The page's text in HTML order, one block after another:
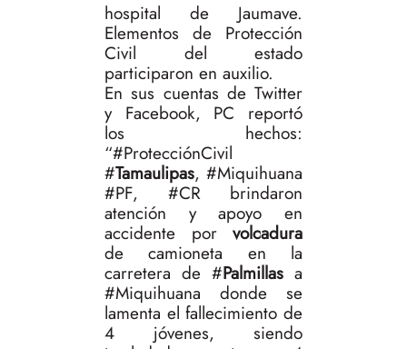
hospital de Jaumave.
Elementos de Protección
Civil del estado
participaron en auxilio.
En sus cuentas de Twitter
y Facebook, PC reportó
los hechos:
“#ProtecciónCivil
#Tamaulipas, #Miquihuana
#PF, #CR brindaron
atención y apoyo en
accidente por volcadura
de camioneta en la
carretera de #Palmillas a
#Miquihuana donde se
lamenta el fallecimiento de
4 jóvenes, siendo